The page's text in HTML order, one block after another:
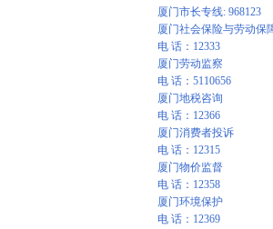
厦门市长专线: 968123
厦门社会保险与劳动保
电 话：12333
厦门劳动监察
电 话：5110656
厦门地税咨询
电 话：12366
厦门消费者投诉
电 话：12315
厦门物价监督
电 话：12358
厦门环境保护
电 话：12369